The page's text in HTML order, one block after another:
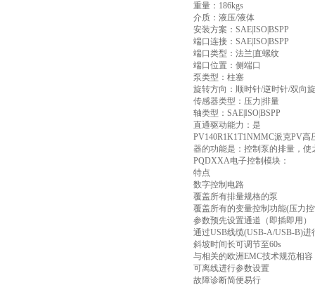
重量：186kgs
介质：液压/液体
安装方案：SAE|ISO|BSPP
端口连接：SAE|ISO|BSPP
端口类型：法兰|直螺纹
端口位置：侧端口
泵类型：柱塞
旋转方向：顺时针/逆时针/双向
传感器类型：压力|排量
轴类型：SAE|ISO|BSPP
直通驱动能力：是
PV140R1K1T1NMMC派克PV
器的功能是：控制泵的排量，
PQDXXA电子控制模块：
特点
数字控制电路
覆盖所有排量规格的泵
覆盖所有的变量控制功能(压力
参数预先设置通道（即插即用）
通过USB线缆(USB-A/USB-B)进
斜坡时间长可调节至60s
与相关的欧洲EMC技术规范相容
可离线进行参数设置
故障诊断简便易行